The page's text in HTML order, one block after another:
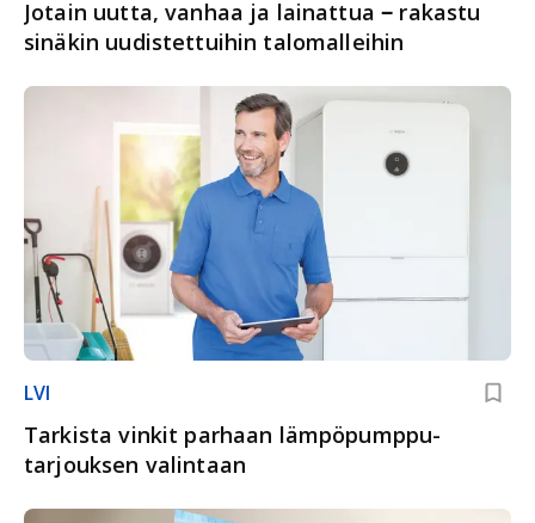
Jotain uutta, vanhaa ja lainattua ‒ rakastu
sinäkin uudistettuihin talomalleihin
LVI
Tarkista vinkit parhaan lämpöpumppu­
tarjouksen valintaan